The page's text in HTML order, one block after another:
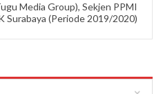
Media Group), Sekjen PPMI
Surabaya (Periode 2019/2020)